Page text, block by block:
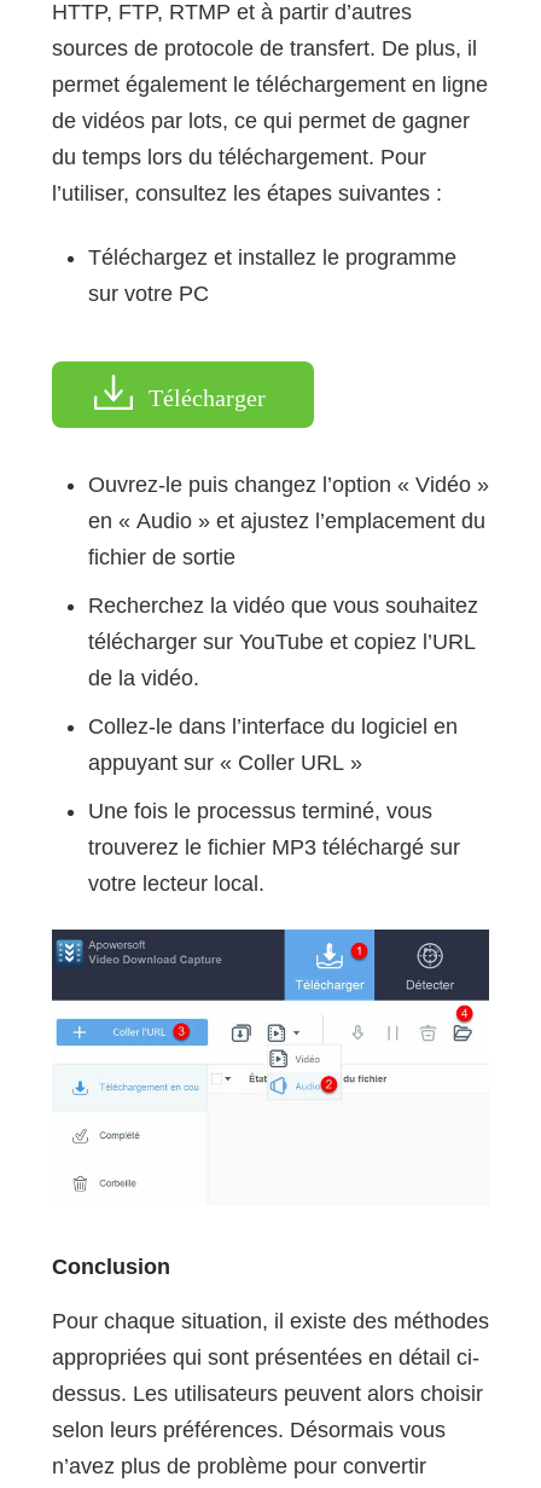
HTTP, FTP, RTMP et à partir d’autres
sources de protocole de transfert. De plus, il
permet également le téléchargement en ligne
de vidéos par lots, ce qui permet de gagner
du temps lors du téléchargement. Pour
l’utiliser, consultez les étapes suivantes :
Téléchargez et installez le programme
sur votre PC
Télécharger
Ouvrez-le puis changez l’option « Vidéo »
en « Audio » et ajustez l’emplacement du
fichier de sortie
Recherchez la vidéo que vous souhaitez
télécharger sur YouTube et copiez l’URL
de la vidéo.
Collez-le dans l’interface du logiciel en
appuyant sur « Coller URL »
Une fois le processus terminé, vous
trouverez le fichier MP3 téléchargé sur
votre lecteur local.
Conclusion
Pour chaque situation, il existe des méthodes
appropriées qui sont présentées en détail ci-
dessus. Les utilisateurs peuvent alors choisir
selon leurs préférences. Désormais vous
n’avez plus de problème pour convertir